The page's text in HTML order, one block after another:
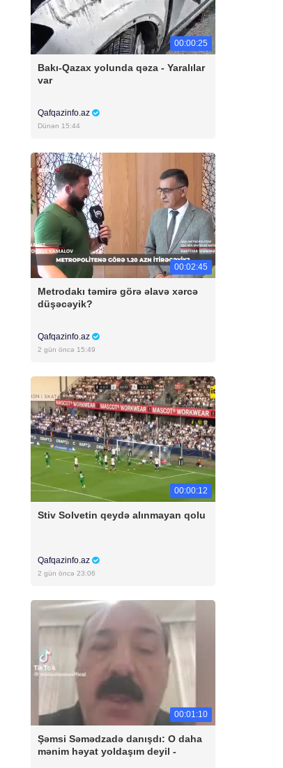
00:00:25
Bakı-Qazax yolunda qəza - Yaralılar
var
Qafqazinfo.az
Dünən 15:44
00:02:45
Metrodakı təmirə görə əlavə xərcə
düşəcəyik?
Qafqazinfo.az
2 gün öncə 15:49
00:00:12
Stiv Solvetin qeydə alınmayan qolu
Qafqazinfo.az
2 gün öncə 23:06
00:01:10
Şəmsi Səmədzadə danışdı: O daha
mənim həyat yoldaşım deyil -